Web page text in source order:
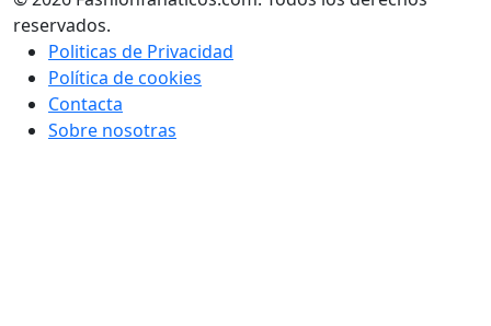
reservados.
Politicas de Privacidad
Política de cookies
Contacta
Sobre nosotras